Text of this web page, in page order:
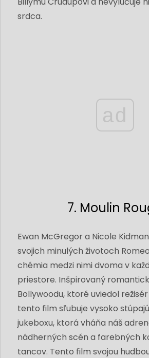
srdca.
ad
7. Moulin
Ewan McGregor a Nicole
svojich minulých životoch
chémia medzi nimi dvoma v
priestore. Inšpirovaný
Bollywoodu, ktoré uviedol
tento film sľubuje vysoko
jukeboxu, ktorá vháňa náš
nádherných scén a farebných
tancov. Tento film svojou